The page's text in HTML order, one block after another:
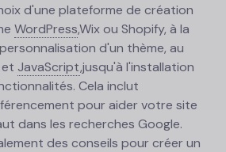
d'une plateforme de création
WordPress,Wix ou Shopify, à la
d'un thème, au
et JavaScript,jusqu'à l'installation
Cela inclut
pour aider votre site
dans les recherches Google.
des conseils pour créer un